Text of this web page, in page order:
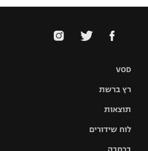
VOD
רץ ברשת
תוצאות
לוח שידורים